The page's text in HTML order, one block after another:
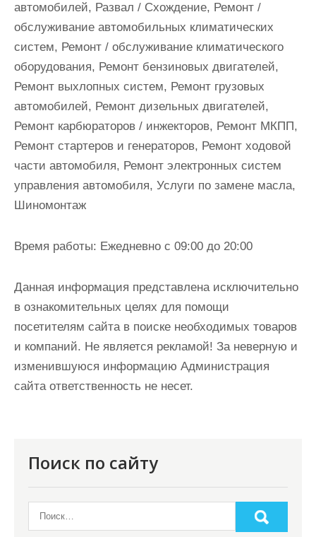
автомобилей, Развал / Схождение, Ремонт /
обслуживание автомобильных климатических
систем, Ремонт / обслуживание климатического
оборудования, Ремонт бензиновых двигателей,
Ремонт выхлопных систем, Ремонт грузовых
автомобилей, Ремонт дизельных двигателей,
Ремонт карбюраторов / инжекторов, Ремонт МКПП,
Ремонт стартеров и генераторов, Ремонт ходовой
части автомобиля, Ремонт электронных систем
управления автомобиля, Услуги по замене масла,
Шиномонтаж
Время работы: Ежедневно с 09:00 до 20:00
Данная информация представлена исключительно
в ознакомительных целях для помощи
посетителям сайта в поиске необходимых товаров
и компаний. Не является рекламой! За неверную и
изменившуюся информацию Администрация
сайта ответственность не несет.
Поиск по сайту